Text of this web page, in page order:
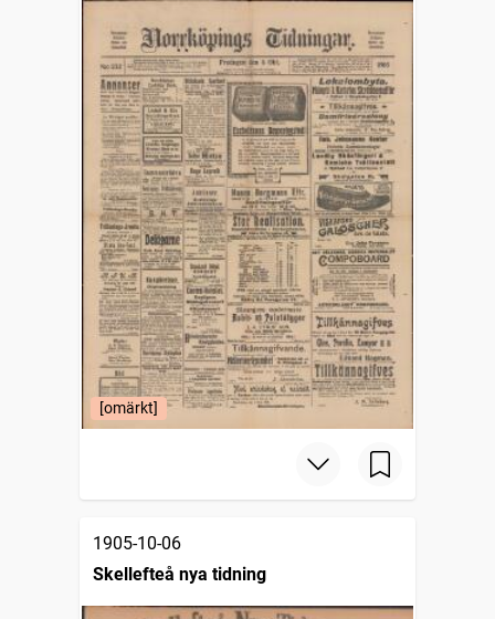
[omärkt]
1905-10-06
Skellefteå nya tidning